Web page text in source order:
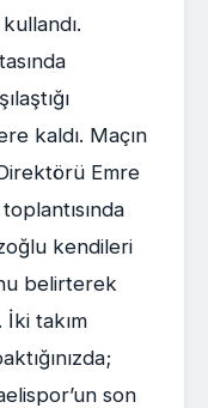
kaldı. Maçın
Emre
kendileri
belirterek
İki takım
son